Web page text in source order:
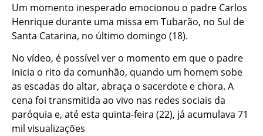
Um momento inesperado emocionou o padre Carlos
Henrique durante uma missa em Tubarão, no Sul de
Santa Catarina, no último domingo (18).
No vídeo, é possível ver o momento em que o padre
inicia o rito da comunhão, quando um homem sobe
as escadas do altar, abraça o sacerdote e chora. A
cena foi transmitida ao vivo nas redes sociais da
paróquia e, até esta quinta-feira (22), já acumulava 71
mil visualizações